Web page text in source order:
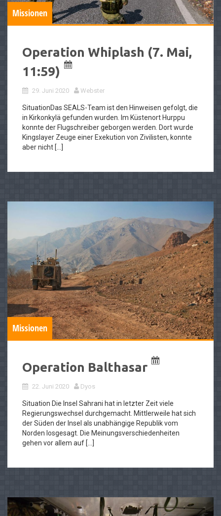
Missionen
Operation Whiplash (7. Mai,
11:59)
29. Juni 2020 Webster
SituationDas SEALS-Team ist den Hinweisen gefolgt, die
in Kirkonkylä gefunden wurden. Im Küstenort Hurppu
konnte der Flugschreiber geborgen werden. Dort wurde
Kingslayer Zeuge einer Exekution von Zivilisten, konnte
aber nicht […]
Missionen
Operation Balthasar
22. Juni 2020 Dyos
Situation Die Insel Sahrani hat in letzter Zeit viele
Regierungswechsel durchgemacht. Mittlerweile hat sich
der Süden der Insel als unabhängige Republik vom
Norden losgesagt. Die Meinungsverschiedenheiten
gehen vor allem auf […]